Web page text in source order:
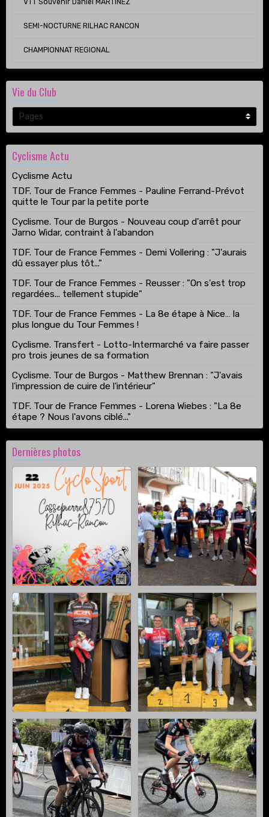
VTT Souvenir Daniel MARTINEZ
SEMI-NOCTURNE RILHAC RANCON
CHAMPIONNAT REGIONAL
Vie du Club
Cyclisme Actu
Cyclisme Actu
TDF. Tour de France Femmes - Pauline Ferrand-Prévot
quitte le Tour par la petite porte
Cyclisme. Tour de Burgos - Nouveau coup d'arrêt pour
Jarno Widar, contraint à l'abandon
TDF. Tour de France Femmes - Demi Vollering : "J'aurais
dû essayer plus tôt..."
TDF. Tour de France Femmes - Reusser : "On s'est trop
regardées... tellement stupide"
TDF. Tour de France Femmes - La 8e étape à Nice… la
plus longue du Tour Femmes !
Cyclisme. Transfert - Lotto-Intermarché va faire passer
pro trois jeunes de sa formation
Cyclisme. Tour de Burgos - Matthew Brennan : "J'avais
l'impression de cuire de l'intérieur"
TDF. Tour de France Femmes - Lorena Wiebes : "La 8e
étape ? Nous l'avons ciblé..."
Dernières photos